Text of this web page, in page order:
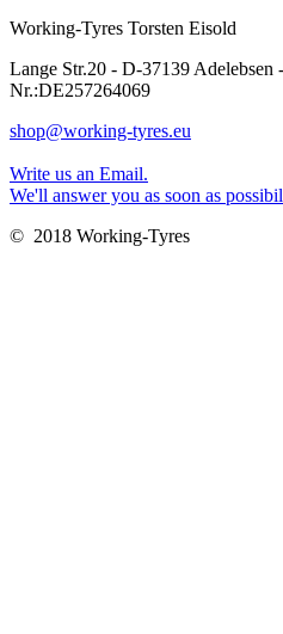
Working-Tyres Torsten Eisold
Lange Str.20 - D-37139
Nr.:DE257264069
shop@working-tyres.eu
Write us an Email.
We'll answer you as soon as
© 2018 Working-Tyres